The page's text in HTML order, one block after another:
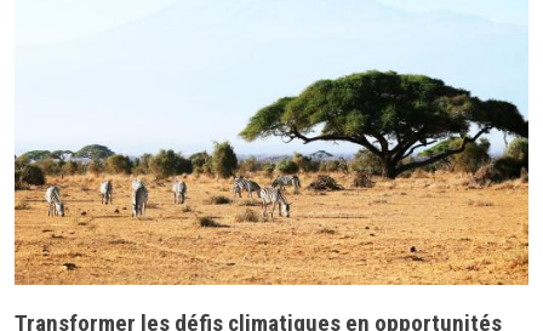
Transformer les défis climatiques en opportunités